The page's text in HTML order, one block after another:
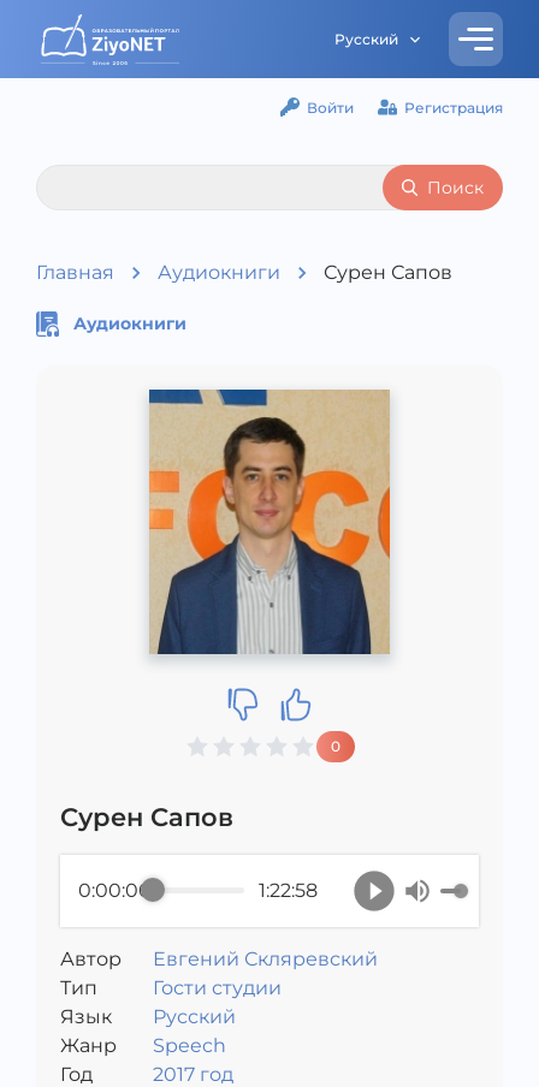
Русский
Войти Регистрация
Поиск
Главная Аудиокниги Сурен Сапов
Аудиокниги
0
Сурен Сапов
0:00:00 1:22:58
Автор
Евгений Скляревский
Тип
Гости студии
Язык
Русский
Жанр
Speech
Год
2017 год